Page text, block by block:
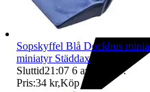
Sopskyffel Blå Dockhus
miniatyr Städdax
Sluttid21:07 6 aug 21:07.
Pris:34 kr,Köp nu